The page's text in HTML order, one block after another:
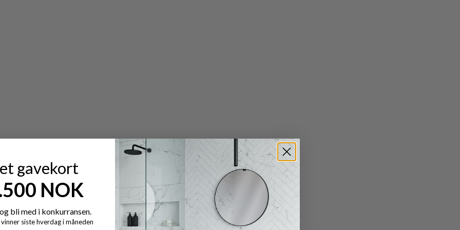
gavekort
NOK
bli med i konkurransen.
siste hverdag i måneden